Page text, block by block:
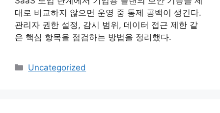
대로 비교하지 않으면 운영 중 통제 공백이 생긴다.
관리자 권한 설정, 감시 범위, 데이터 접근 제한 같
은 핵심 항목을 점검하는 방법을 정리했다.
카
Uncategorized